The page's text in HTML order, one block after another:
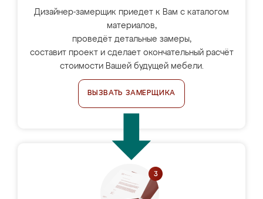
Дизайнер-замерщик приедет к Вам с каталогом
материалов,
проведёт детальные замеры,
составит проект и сделает окончательный расчёт
стоимости Вашей будущей мебели.
ВЫЗВАТЬ ЗАМЕРЩИКА